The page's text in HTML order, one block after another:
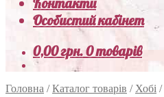
Особистий кабінет
0,00грн.0 товарів
Головна /Каталог товарів / Хобі /